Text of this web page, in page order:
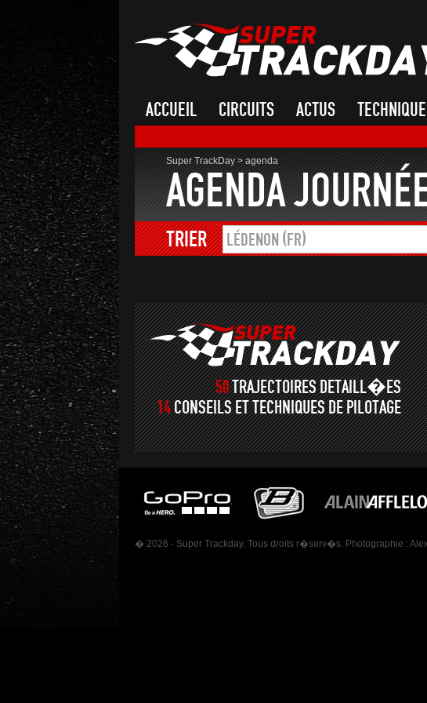
ACCUEIL CIRCUITS ACTUS
Super TrackDay>agenda
AGENDA
TRIER LÉDENON (FR)
50TRAJECTOIRES DETAILL�ES
14CONSEILS ET TECHNIQUES DE PILOTAGE
� 2026 - Super Trackday. Tous droits r�serv�s. Photographie :